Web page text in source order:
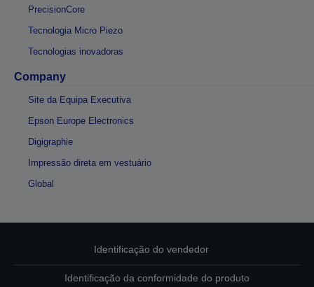
PrecisionCore
Tecnologia Micro Piezo
Tecnologias inovadoras
Company
Site da Equipa Executiva
Epson Europe Electronics
Digigraphie
Impressão direta em vestuário
Global
Identificação do vendedor
Identificação da conformidade do produto